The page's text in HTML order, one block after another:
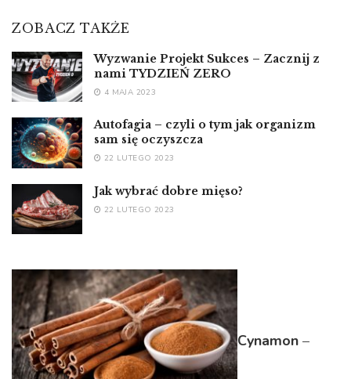
ZOBACZ TAKŻE
Wyzwanie Projekt Sukces – Zacznij z
nami TYDZIEŃ ZERO
4 MAJA 2023
Autofagia – czyli o tym jak organizm
sam się oczyszcza
22 LUTEGO 2023
Jak wybrać dobre mięso?
22 LUTEGO 2023
Cynamon –